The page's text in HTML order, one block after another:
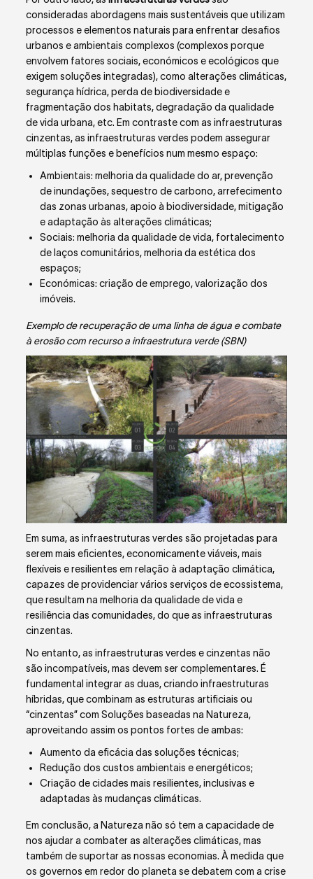
consideradas abordagens mais sustentáveis que utilizam
processos e elementos naturais para enfrentar desafios
urbanos e ambientais complexos (complexos porque
envolvem fatores sociais, económicos e ecológicos que
exigem soluções integradas), como alterações climáticas,
segurança hídrica, perda de biodiversidade e
fragmentação dos habitats, degradação da qualidade
de vida urbana, etc. Em contraste com as infraestruturas
cinzentas, as infraestruturas verdes podem assegurar
múltiplas funções e benefícios num mesmo espaço:
Ambientais: melhoria da qualidade do ar, prevenção
de inundações, sequestro de carbono, arrefecimento
das zonas urbanas, apoio à biodiversidade, mitigação
e adaptação às alterações climáticas;
Sociais: melhoria da qualidade de vida, fortalecimento
de laços comunitários, melhoria da estética dos
espaços;
Económicas: criação de emprego, valorização dos
imóveis.
Exemplo de recuperação de uma linha de água e combate
à erosão com recurso a infraestrutura verde (SBN)
Em suma, as infraestruturas verdes são projetadas para
serem mais eficientes, economicamente viáveis, mais
flexíveis e resilientes em relação à adaptação climática,
capazes de providenciar vários serviços de ecossistema,
que resultam na melhoria da qualidade de vida e
resiliência das comunidades, do que as infraestruturas
cinzentas.
No entanto, as infraestruturas verdes e cinzentas não
são incompatíveis, mas devem ser complementares. É
fundamental integrar as duas, criando infraestruturas
híbridas, que combinam as estruturas artificiais ou
“cinzentas” com Soluções baseadas na Natureza,
aproveitando assim os pontos fortes de ambas:
Aumento da eficácia das soluções técnicas;
Redução dos custos ambientais e energéticos;
Criação de cidades mais resilientes, inclusivas e
adaptadas às mudanças climáticas.
Em conclusão, a Natureza não só tem a capacidade de
nos ajudar a combater as alterações climáticas, mas
também de suportar as nossas economias. À medida que
os governos em redor do planeta se debatem com a crise